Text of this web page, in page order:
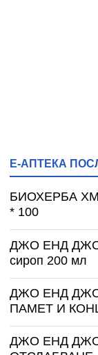
Е-АПТЕКА
БИОХЕРБА
* 100
ДЖО ЕНД
сироп 200 мл
ДЖО ЕНД ДЖО
ПАМЕТ И
ДЖО ЕНД ДЖО